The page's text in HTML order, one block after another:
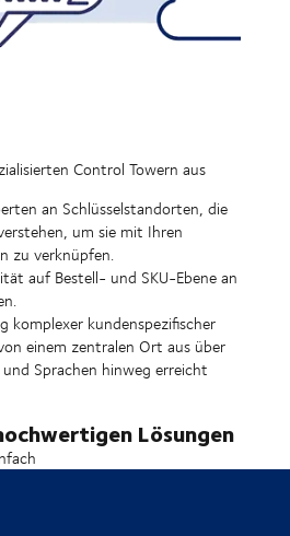
Control Towern aus
an Schlüsselstandorten, die
um sie mit Ihren
zu verknüpfen.
auf Bestell- und SKU-Ebene an
komplexer kundenspezifischer
einem zentralen Ort aus über
Sprachen hinweg erreicht
Lösungen